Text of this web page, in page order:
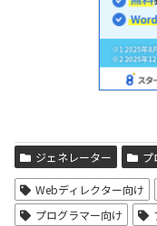
ジェネレーター プ
Webディレクター向け
プログラマー向け